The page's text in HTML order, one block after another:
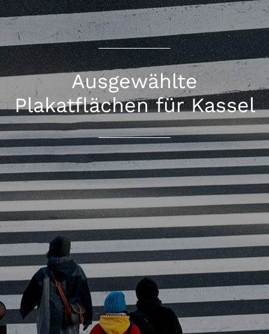
Ausgewählte
Plakatflächen für Kassel